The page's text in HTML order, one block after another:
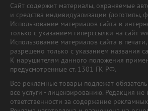
Сайт содержит материалы, охраняемые
и средства индивидуализации (логотипы,
Использование материалов сайта в
только с указанием гиперссылки на сайт
Использование материалов сайта в
разрешено только с указанием названия
К нарушителям данного положения
предусмотренные ст. 1301 ГК РФ.
Все рекламные товары подлежат
все услуги - лицензированию. Редакция не
ответственности за содержание